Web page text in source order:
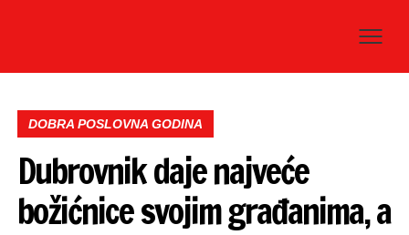
DOBRA POSLOVNA GODINA
Dubrovnik daje najveće
božićnice svojim građanima, a